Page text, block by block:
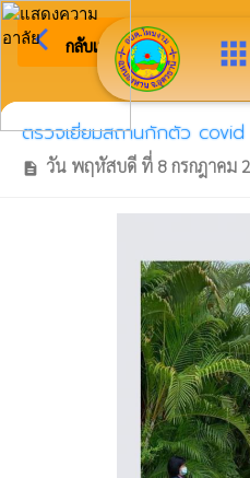
arrow_back_ios กลับเมนูหลัก
ตรวจเยี่ยมสถานกักตัว
description วัน พฤหัสบดี ที่ 8 กรกฎาคม